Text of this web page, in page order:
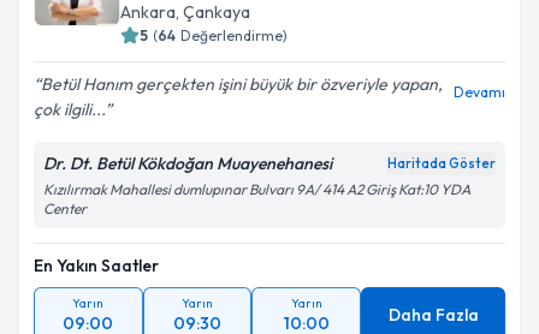
Ankara, Çankaya
5 (64 Değerlendirme)
Betül Hanım gerçekten işini büyük bir özveriyle yapan,
çok ilgili...
Devamı
Dr. Dt. Betül Kökdoğan Muayenehanesi Haritada Göster
Kızılırmak Mahallesi dumlupınar Bulvarı 9A/ 414 A2 Giriş Kat:10 YDA
Center
En Yakın Saatler
Yarın
09:00
Yarın
09:30
Yarın
10:00 Daha Fazla